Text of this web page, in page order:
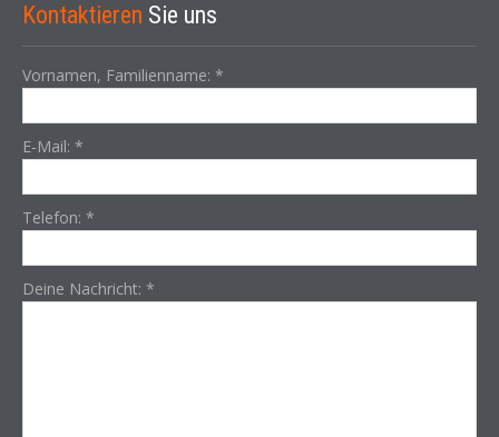
Kontaktieren Sie uns
Vornamen, Familienname: *
E-Mail: *
Telefon: *
Deine Nachricht: *